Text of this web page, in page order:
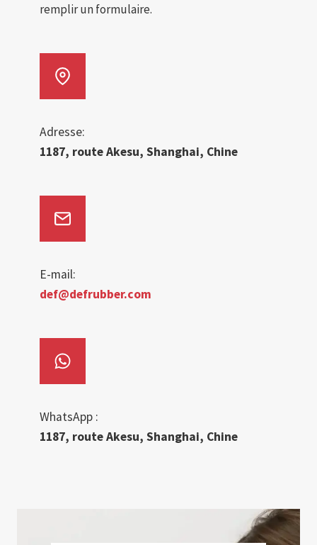
remplir un formulaire.
Adresse:
1187, route Akesu, Shanghai, Chine
E-mail:
def@defrubber.com
WhatsApp :
1187, route Akesu, Shanghai, Chine